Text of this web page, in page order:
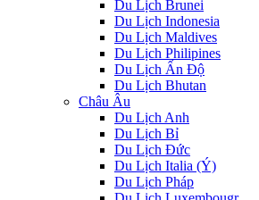
Du Lịch Brunei
Du Lịch Indonesia
Du Lịch Maldives
Du Lịch Philipines
Du Lịch Ấn Độ
Du Lịch Bhutan
Châu Âu
Du Lịch Anh
Du Lịch Bỉ
Du Lịch Đức
Du Lịch Italia (Ý)
Du Lịch Pháp